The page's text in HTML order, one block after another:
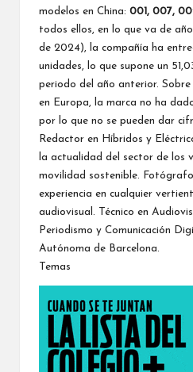
modelos en China: 001, 007,
todos ellos, en lo que va de
de 2024), la compañía ha
unidades, lo que supone un
periodo del año anterior. Sobre
en Europa, la marca no ha
por lo que no se pueden dar
Redactor en Híbridos y
la actualidad del sector de los
movilidad sostenible.
experiencia en cualquier
audiovisual. Técnico en
Periodismo y Comunicación
Autónoma de Barcelona.
Temas